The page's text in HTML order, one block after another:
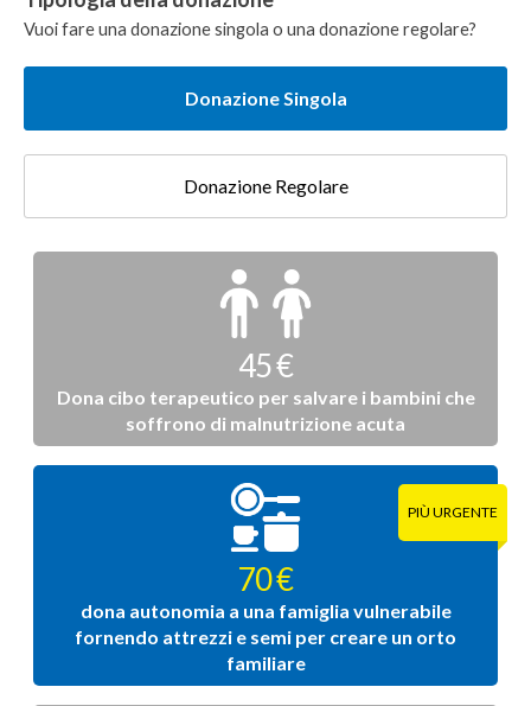
Vuoi fare una donazione singola o una donazione regolare?
Donazione Singola
Donazione Regolare
Donazione
45 €
Dona cibo terapeutico per salvare i bambini che
soffrono di malnutrizione acuta
70 €
dona autonomia a una famiglia vulnerabile
fornendo attrezzi e semi per creare un orto
familiare